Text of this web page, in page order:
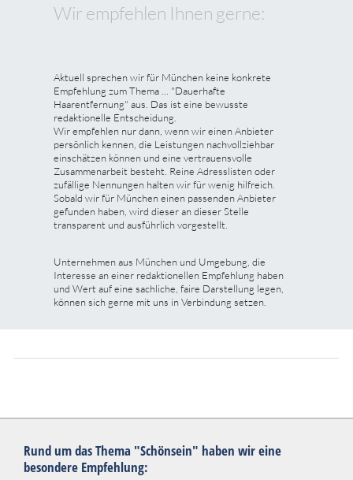
Wir empfehlen Ihnen gerne:
Aktuell sprechen wir für München keine konkrete
Empfehlung zum Thema ... "Dauerhafte
Haarentfernung" aus. Das ist eine bewusste
redaktionelle Entscheidung.
Wir empfehlen nur dann, wenn wir einen Anbieter
persönlich kennen, die Leistungen nachvollziehbar
einschätzen können und eine vertrauensvolle
Zusammenarbeit besteht. Reine Adresslisten oder
zufällige Nennungen halten wir für wenig hilfreich.
Sobald wir für München einen passenden Anbieter
gefunden haben, wird dieser an dieser Stelle
transparent und ausführlich vorgestellt.
Unternehmen aus München und Umgebung, die
Interesse an einer redaktionellen Empfehlung haben
und Wert auf eine sachliche, faire Darstellung legen,
können sich gerne mit uns in Verbindung setzen.
Rund um das Thema "Schönsein" haben wir eine
besondere Empfehlung: